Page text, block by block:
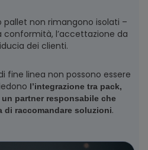
pallet non rimangono isolati –
conformità, l’accettazione da
dei clienti.
fine linea non possono essere
l’integrazione tra pack,
partner responsabile che
di raccomandare soluzioni.